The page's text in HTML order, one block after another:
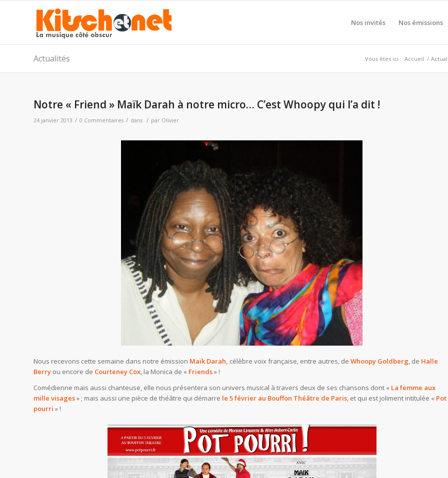
Nos invités Nos émissions
Actualités Vous êtes ici : Accueil /
Notre « Friend » Maïk Darah à notre micro… C’est Whoopy qui l’a dit !
24 janvier 2013 / 0 Commentaires / dans / par Olivier
Nous recevons cette semaine dans notre émission Maïk Darah, célèbre voix française, entre autres, de Whoopy Goldberg, de Halle
Berry ou encore de Courteney Cox, la Monica de « Friends» !
Comédienne mais aussi chanteuse, elle nous présentera son univers musical à travers deux de ses chansons dont « La femme aux
mille visages» ; mais aussi une pièce de théâtre qui démarre le 5 février au Bouffon Théâtre de Paris, et qui est joliment intitulée « Pot
pourri » !